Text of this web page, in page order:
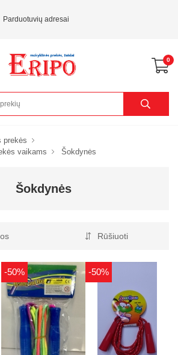
Parduotuvių adresai
0
prekės
vaikams
Šokdynės
Šokdynės
Rūšiuoti
-50% -50%